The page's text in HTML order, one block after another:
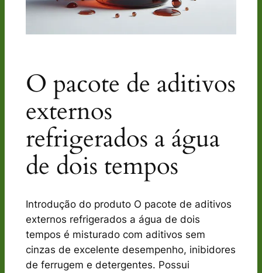
O pacote de aditivos
externos
refrigerados a água
de dois tempos
Introdução do produto O pacote de aditivos
externos refrigerados a água de dois
tempos é misturado com aditivos sem
cinzas de excelente desempenho, inibidores
de ferrugem e detergentes. Possui